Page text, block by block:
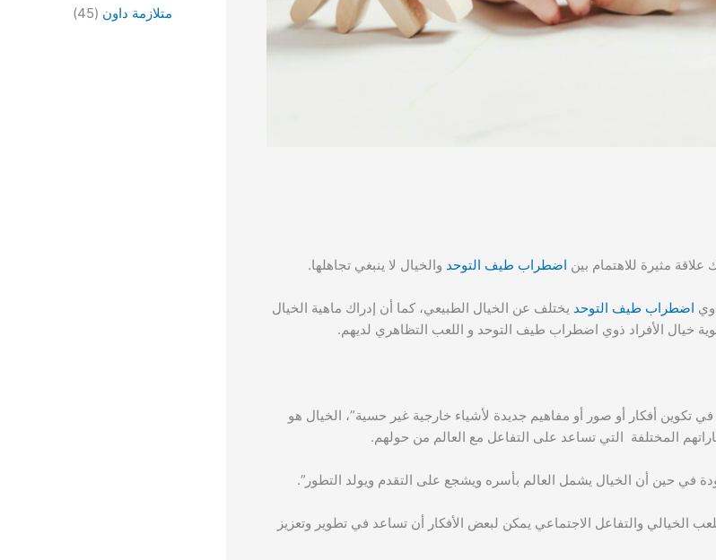
مثيرة للاهتمام بين اضطراب طيف التوحد والخيال لا ينبغي تجاهلها.
اضطراب طيف التوحد يختلف عن الخيال الطبيعي، كما أن إدراك ماهية الخيال
خيال الأفراد ذوي اضطراب طيف التوحد و اللعب التظاهري لديهم.
تكوين أفكار أو صور أو مفاهيم جديدة لأشياء خارجية غير حسية”، الخيال هو
المختلفة التي تساعد على التفاعل مع العالم من حولهم.
في حين أن الخيال يشمل العالم بأسره ويشجع على التقدم ويولد التطور”.
الخيالي والتفاعل الاجتماعي يمكن لبعض الأفكار أن تساعد في تطوير وتعزيز
متلازمة داون (45)